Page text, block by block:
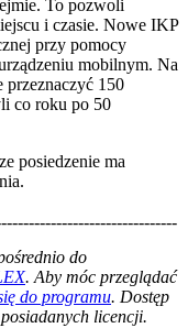
To pozwoli
i czasie. Nowe IKP
przy pomocy
mobilnym. Na
przeznaczyć 150
co roku po 50
posiedzenie ma
do
. Aby móc przeglądać
do programu. Dostęp
licencji.